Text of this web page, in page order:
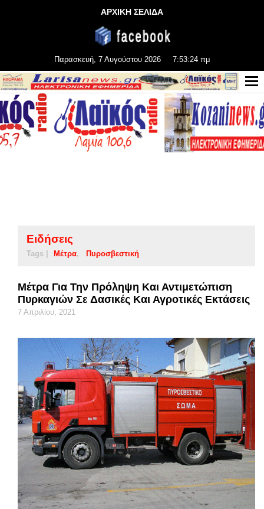
ΑΡΧΙΚΗ ΣΕΛΙΔΑ
Παρασκευή, 7 Αυγούστου 2026 7:53:24 πμ
Ειδήσεις
Tags | Μέτρα Πυροσβεστική
Μέτρα Για Την Πρόληψη Και Αντιμετώπιση
Πυρκαγιών Σε Δασικές Και Αγροτικές Εκτάσεις
7 Απριλίου, 2021